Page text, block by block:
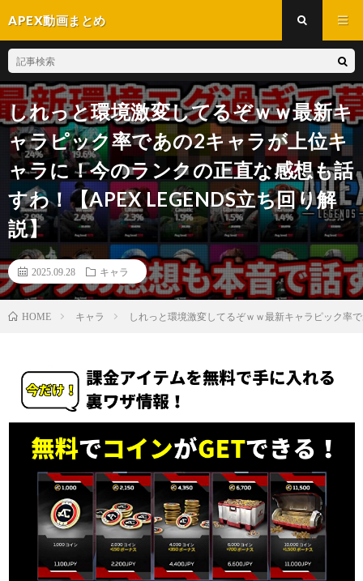
APEX動画まとめ
しれっと環境激変してるぞｗｗ最新キ
ャラピック率であの2キャラが上位キ
ャラに！今のランクの正直な感想も話
すわ！【APEX LEGENDS立ち回り解
説】
2025.09.28 キャラ
HOME キャラ しれっと環境激変してるぞｗｗ最新キャラピック率